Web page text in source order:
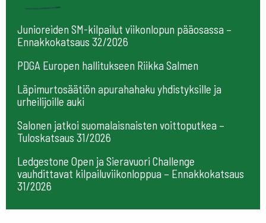
Junioreiden SM-kilpailut viikonlopun pääosassa –
Ennakkokatsaus 32/2026
PDGA Europen hallitukseen Riikka Salmen
Läpimurtosäätiön apurahahaku yhdistyksille ja
urheilijoille auki
Salonen jatkoi suomalaisnaisten voittoputkea –
Tuloskatsaus 31/2026
Ledgestone Open ja Sieravuori Challenge
vauhdittavat kilpailuviikonloppua – Ennakkokatsaus
31/2026